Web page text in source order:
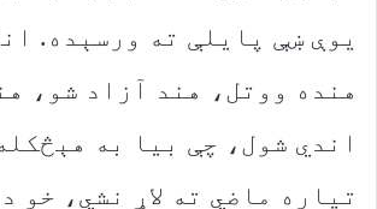
یوې ښې پایلې ته ورسېده.
هنده ووتل، هند آزاد شو،
اندي شول، چې بیا به
تیاره ماضي ته لاړ نشي، خو